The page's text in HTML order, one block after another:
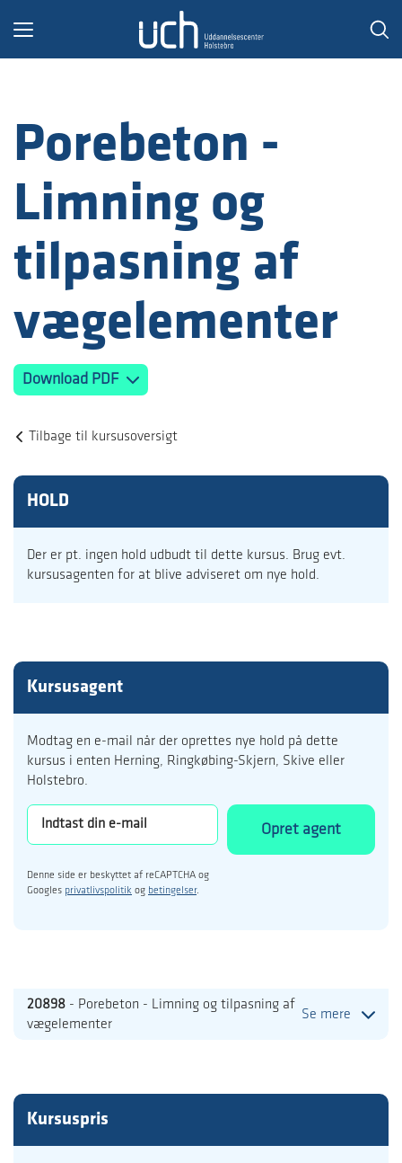
Toggle
Porebeton -
Limning og
tilpasning af
vægelementer
Download PDF
Tilbage til kursusoversigt
HOLD
Der er pt. ingen hold udbudt til dette kursus. Brug evt.
kursusagenten for at blive adviseret om nye hold.
Kursusagent
Modtag en e-mail når der oprettes nye hold på dette
kursus i enten Herning, Ringkøbing-Skjern, Skive eller
Holstebro.
Opret agent
Denne side er beskyttet af reCAPTCHA og
Googles privatlivspolitik og betingelser.
20898 - Porebeton - Limning og tilpasning af
vægelementer
Se mere
Kursuspris